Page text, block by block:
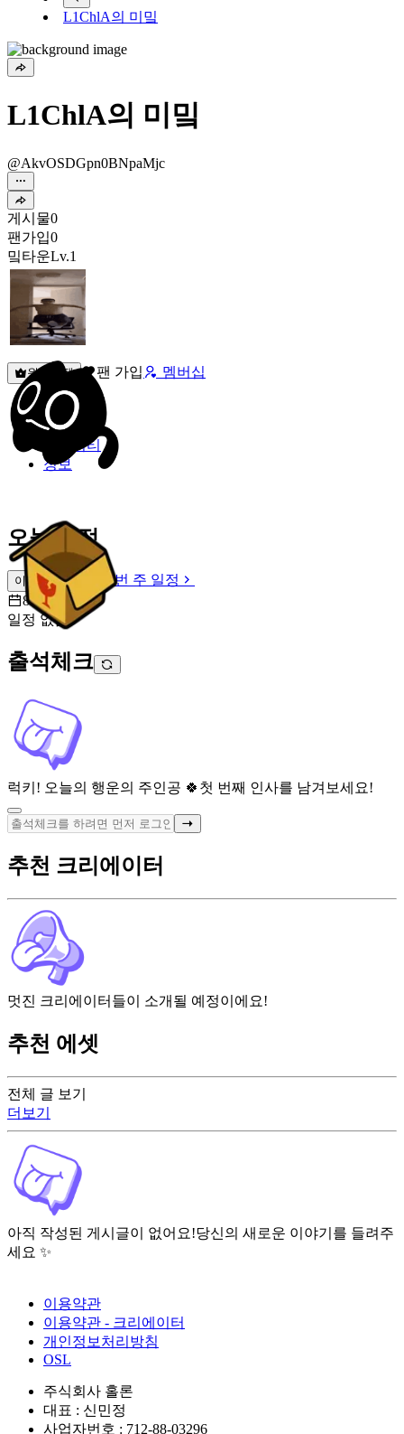
L1ChlA의 미밐
L1ChlA의 미밐
@AkvOSDGpn0BNpaMjc
게시물0
팬가입0
밐타운Lv.1
원픽선택 팬 가입 멤버십
밐타운
피드
커뮤니티
정보
오늘 일정
이번 주 일정
이번 주 일정
8월 9일 [일]
일정 없음
출석체크
럭키! 오늘의 행운의 주인공 🍀 첫 번째 인사를 남겨보세요!
전체 글 보기
더보기
아직 작성된 게시글이 없어요!당신의 새로운 이야기를 들려주
세요 ✨
추천 크리에이터
멋진 크리에이터들이 소개될 예정이에요!
추천 에셋
이용약관
이용약관 - 크리에이터
개인정보처리방침
OSL
주식회사 홀론
대표 : 신민정
사업자번호 : 712-88-03296